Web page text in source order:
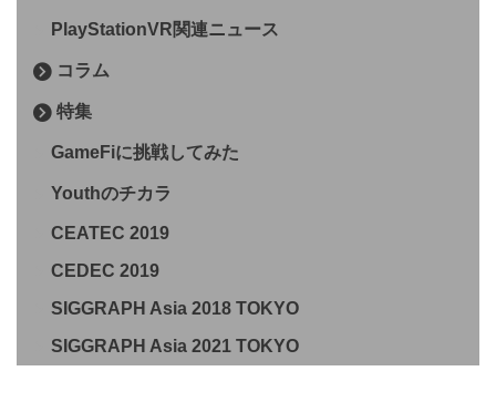
PlayStationVR関連ニュース
コラム
特集
GameFiに挑戦してみた
Youthのチカラ
CEATEC 2019
CEDEC 2019
SIGGRAPH Asia 2018 TOKYO
SIGGRAPH Asia 2021 TOKYO